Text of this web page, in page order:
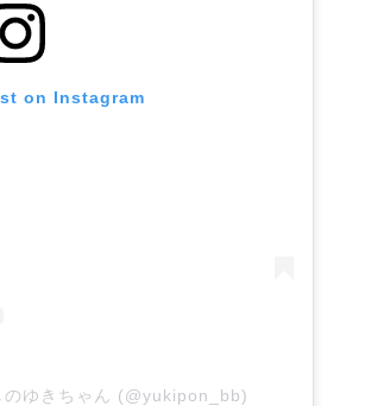
on Instagram
ゆきちゃん (@yukipon_bb)